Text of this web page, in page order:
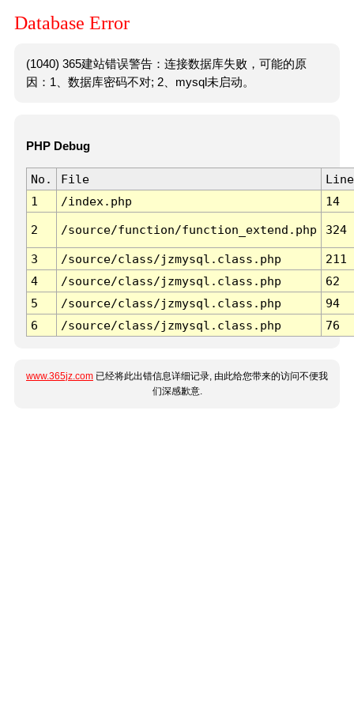
Database Error
(1040) 365建站错误警告：连接数据库失败，可能的原
因：1、数据库密码不对; 2、mysql未启动。
PHP Debug
No. File
Line
1
/index.php 14
2 /source/function/function_extend.php 324
3 /source/class/jzmysql.class.php
211
4
/source/class/jzmysql.class.php
62
5
/source/class/jzmysql.class.php
94
6
/source/class/jzmysql.class.php 76
www.365jz.com 已经将此出错信息详细记录, 由此给您带来的访问不便我
们深感歉意.